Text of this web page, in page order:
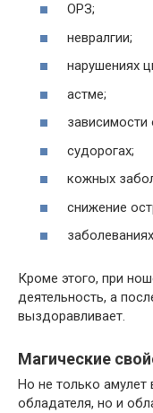
ОРЗ;
невралгии;
нарушениях
астме;
зависимости
судорогах;
кожных
снижение
Кроме этого, при
деятельность, а
выздоравливает.
Магические
Но не только амулет
обладателя, но и